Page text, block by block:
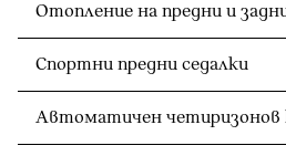
Отопление на предни и
Спортни предни седалки
Автоматичен четиризонов